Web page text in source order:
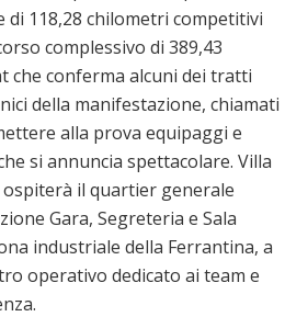
di 118,28 chilometri competitivi
complessivo di 389,43
che conferma alcuni dei tratti
della manifestazione, chiamati
alla prova equipaggi e
si annuncia spettacolare. Villa
ospiterà il quartier generale
Gara, Segreteria e Sala
industriale della Ferrantina, a
operativo dedicato ai team e